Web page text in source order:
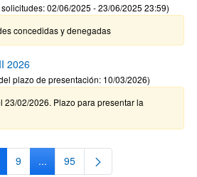
02/06/2025 - 23/06/2025 23:59)
concedidas y denegadas
2026
plazo de presentación: 10/03/2026)
02/2026. Plazo para presentar la
Use TAB para desplazarse.
Página
9 ...Páginas intermedias Use TAB
Página
95